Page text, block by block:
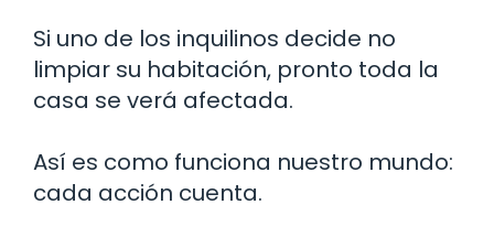
Si uno de los inquilinos decide no
limpiar su habitación, pronto toda la
casa se verá afectada.
Así es como funciona nuestro mundo:
cada acción cuenta.